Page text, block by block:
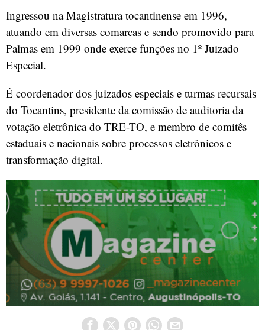
Ingressou na Magistratura tocantinense em 1996,
atuando em diversas comarcas e sendo promovido para
Palmas em 1999 onde exerce funções no 1º Juizado
Especial.
É coordenador dos juizados especiais e turmas recursais
do Tocantins, presidente da comissão de auditoria da
votação eletrônica do TRE-TO, e membro de comitês
estaduais e nacionais sobre processos eletrônicos e
transformação digital.